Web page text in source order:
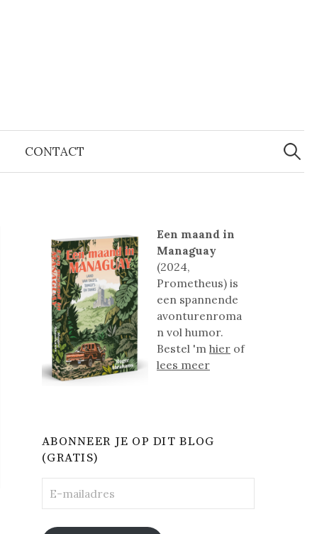
CONTACT
Zoeken
naar:
Een maand in
Managuay
(2024,
Prometheus) is
een spannende
avonturenroma
n vol humor.
Bestel 'mhier of
lees meer
ABONNEER JE OP DIT BLOG
(GRATIS)
mailadres